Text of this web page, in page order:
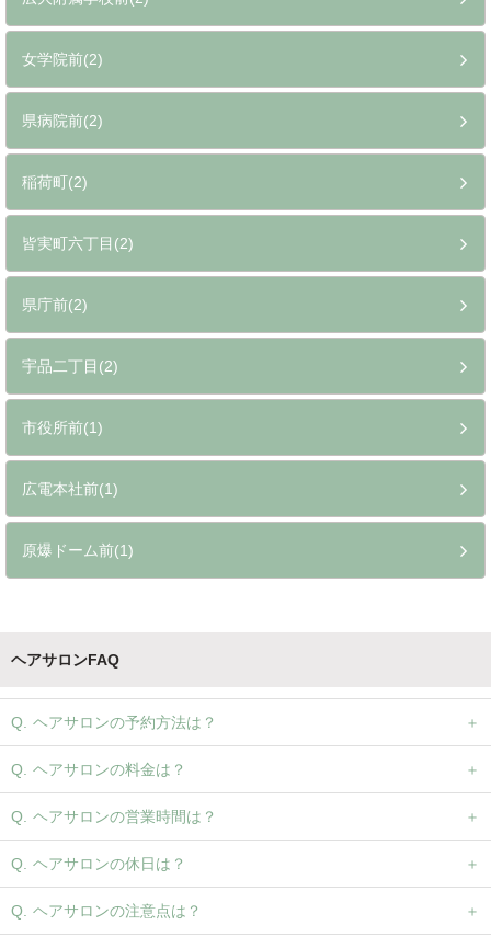
女学院前(2)
県病院前(2)
稲荷町(2)
皆実町六丁目(2)
県庁前(2)
宇品二丁目(2)
市役所前(1)
広電本社前(1)
原爆ドーム前(1)
ヘアサロンFAQ
ヘアサロンの予約方法は？
ヘアサロンの料金は？
ヘアサロンの営業時間は？
ヘアサロンの休日は？
ヘアサロンの注意点は？